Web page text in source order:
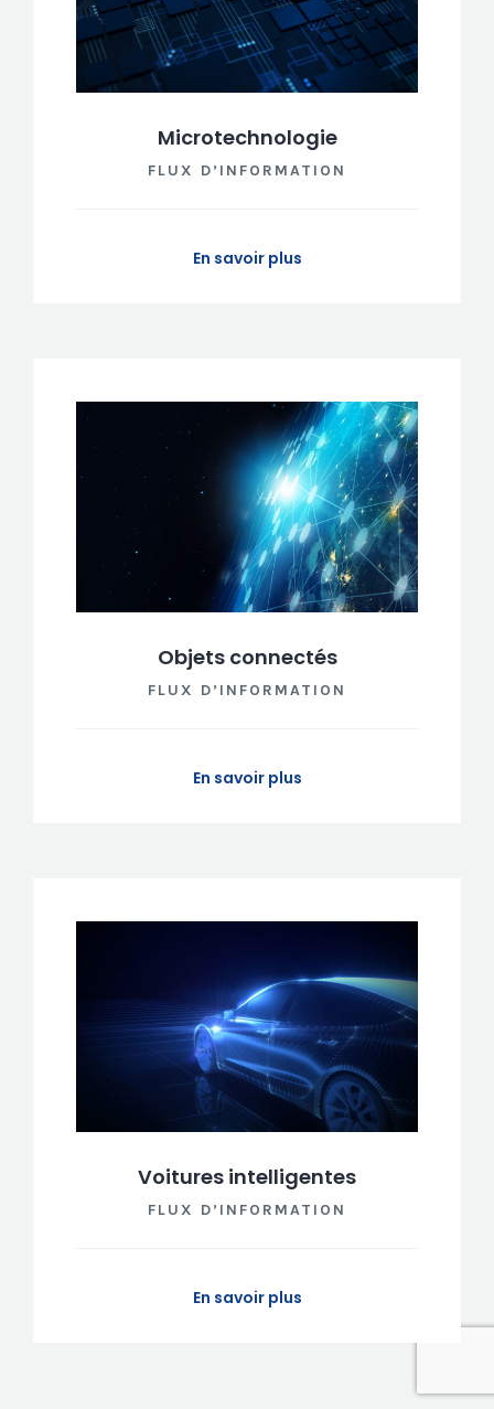
Microtechnologie
FLUX D’INFORMATION
En savoir plus
Objets connectés
FLUX D’INFORMATION
En savoir plus
Voitures intelligentes
FLUX D’INFORMATION
En savoir plus